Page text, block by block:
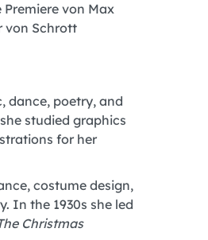
Premiere von Max
von Schrott
dance, poetry, and
studied graphics
for her
costume design,
In the 1930s she led
Christmas